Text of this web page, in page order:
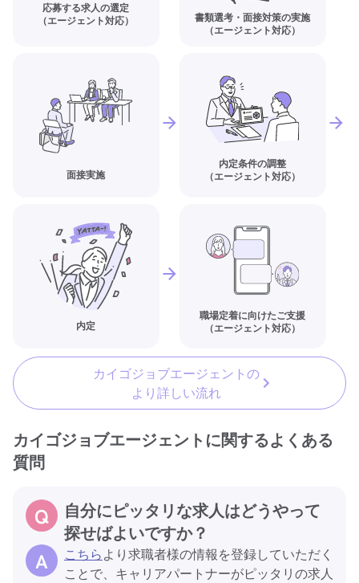
応募する求人の選定
（エージェント対応）
書類選考・面接対策の実施
（エージェント対応）
面接実施
内定条件の調整
（エージェント対応）
内定
職場定着に向けたご支援
（エージェント対応）
カイゴジョブエージェントの
より詳しい流れ
カイゴジョブエージェントに関するよくある
質問
自分にピッタリな求人はどうやって
探せばよいですか？
こちらより求職者様の情報を登録していただく
ことで、キャリアパートナーがピッタリの求人